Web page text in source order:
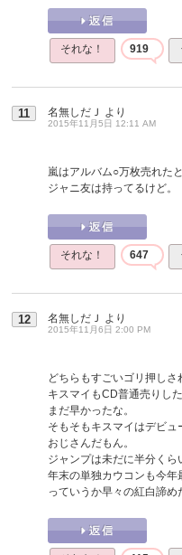
それな！ 919
11 名無しだＪ より
2015年11月5日 12:11 AM
嵐はアルバム○万枚売れた
ジャニ友は持ってるけど。
それな！ 647
12 名無しだＪ より
2015年11月6日 2:00 PM
どちらもすごいゴリ押しさ
キスマイもCD普通売りし
まだ早かったな。
そもそもキスマイはデビ
おじさんだもん。
ジャンプは未だに半分くら
年末の単独カウコンも今年
っていうか早々の紅白諦め